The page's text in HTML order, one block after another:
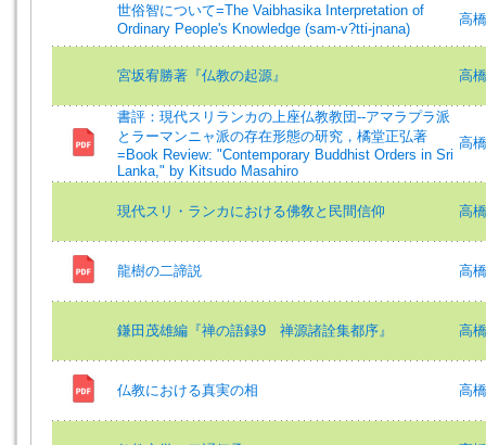
世俗智について=The Vaibhasika Interpretation of
Ordinary People's Knowledge (sam-v?tti-jnana)
高
宮坂宥勝著『仏教の起源』 高
書評：現代スリランカの上座仏教教団--アマラプラ派
とラーマンニャ派の存在形態の研究，橘堂正弘著
=Book Review: "Contemporary Buddhist Orders in Sri
Lanka," by Kitsudo Masahiro
高
現代スリ・ランカにおける佛敎と民間信仰 高
龍樹の二諦説 高
鎌田茂雄編『禅の語録9 禅源諸詮集都序』 高
仏教における真実の相 高